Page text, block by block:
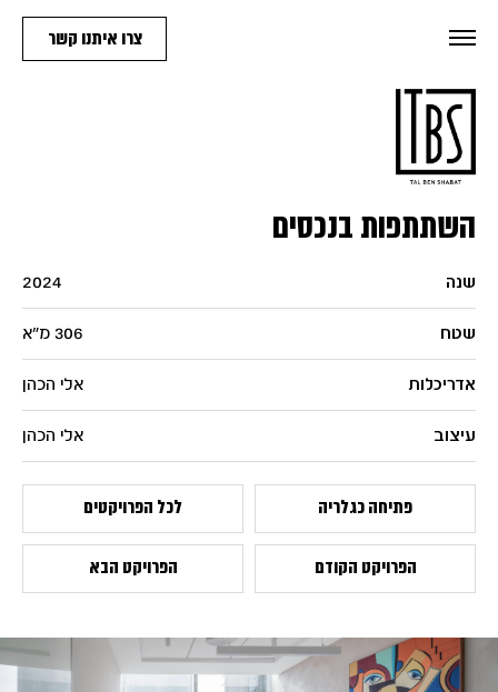
צרו איתנו קשר
השתתפות בנכסים
שנה 2024
שטח 306 מ"א
אדריכלות אלי הכהן
עיצוב אלי הכהן
פתיחה כגלריה לכל הפרויקטים
הפרויקט הקודם הפרויקט הבא